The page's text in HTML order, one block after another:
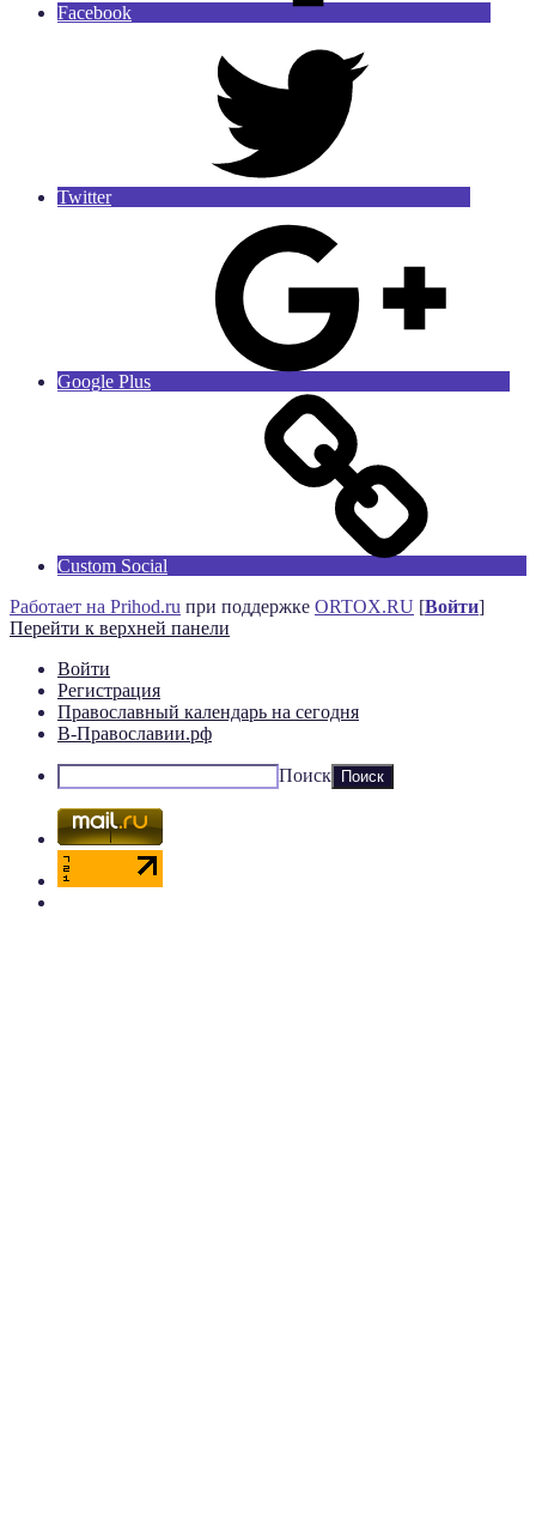
Facebook
Twitter
Google Plus
Custom Social
Работает на Prihod.ru при поддержке ORTOX.RU [Войти]
Перейти к верхней панели
Войти
Регистрация
Православный календарь на сегодня
В-Православии.рф
Поиск